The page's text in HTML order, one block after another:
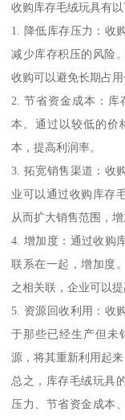
收购库存毛绒玩具有以
1. 降低库存压力：收
减少库存积压的风险
收购可以避免长期占用
2. 节省资金成本：库
本。通过以较低的价
本，提高利润率。
3. 拓宽销售渠道：收
业可以通过收购库存
从而扩大销售范围，增
4. 增加度：通过收购
联系在一起，增加度
之相关联，企业可以
5. 资源回收利用：收
于那些已经生产但未
源，将其重新利用起来
总之，库存毛绒玩具
压力、节省资金成本